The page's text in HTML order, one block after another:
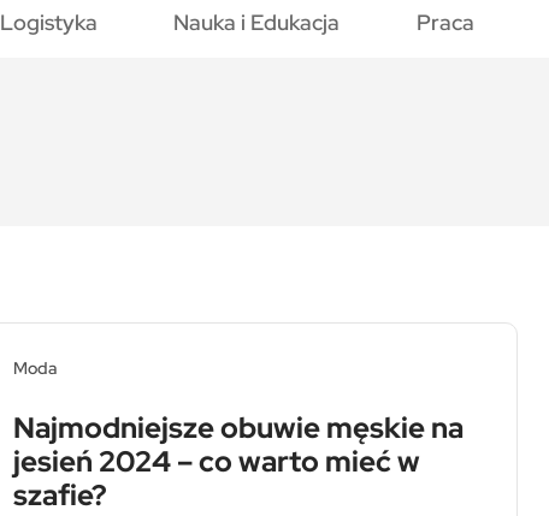
Logistyka Nauka i Edukacja Praca
Moda
Najmodniejsze obuwie męskie na
jesień 2024 – co warto mieć w
szafie?